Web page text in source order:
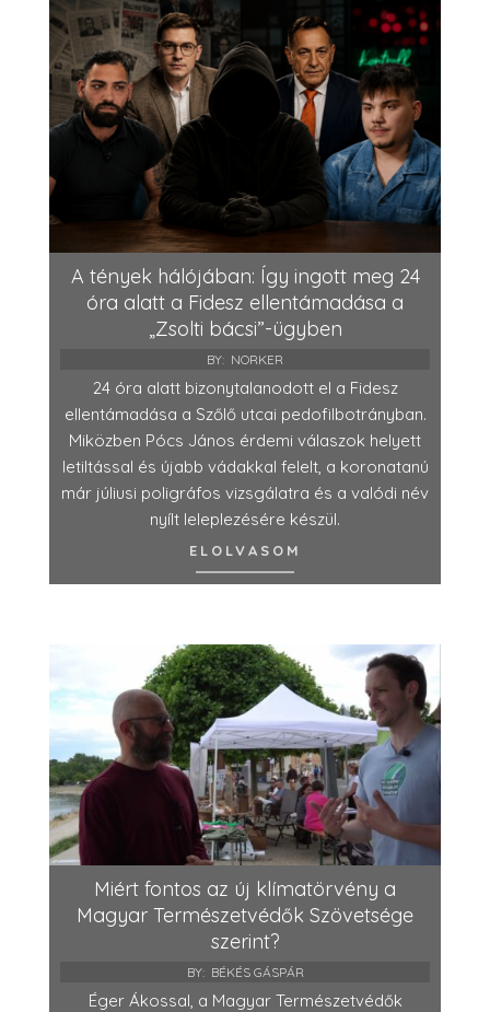
A tények hálójában: Így ingott meg 24
óra alatt a Fidesz ellentámadása a
„Zsolti bácsi”-ügyben
BY: NORKER
24 óra alatt bizonytalanodott el a Fidesz
ellentámadása a Szőlő utcai pedofilbotrányban.
Miközben Pócs János érdemi válaszok helyett
letiltással és újabb vádakkal felelt, a koronatanú
már júliusi poligráfos vizsgálatra és a valódi név
nyílt leleplezésére készül.
ELOLVASOM
Miért fontos az új klímatörvény a
Magyar Természetvédők Szövetsége
szerint?
BY: BÉKÉS GÁSPÁR
Éger Ákossal, a Magyar Természetvédők